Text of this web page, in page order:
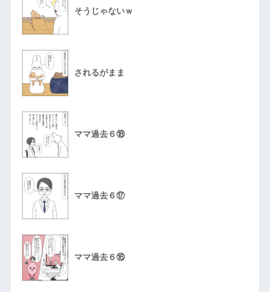
そうじゃないｗ
されるがまま
ママ過去６⑱
ママ過去６⑰
ママ過去６⑯